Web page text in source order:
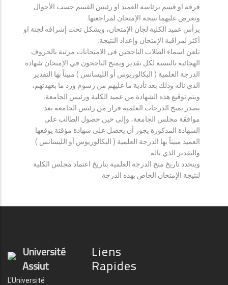
فرقة او قسم برئاسة العميد او رئيس القسم حسب الأحوال
وتعرض عليهما نتيجة الإمتحان لمراجعتها.
يرأس عميد الكلية لجان الإمتحان، ويشكل تحت إشرافه لجنة او
أكثر لمراقبة الإمتحان وإعداد النتيجة.
تلعن اسماء الطلاب الناجحين فى الامتحانات مرتبة بالحروف
الهجائيه بالنسبة لكل تقدير ويمنح الناجحون في الإمتحان شهادة
الدرجة العلمية ( البكالوريوس أو الليسانس ) مبيناً بها التقدير
الذي ناله وذلك بعد تأدية ما عليهم من رسوم ورد ما بعهدتهم،
ويتم توقيع هذه الشهادة من عميد الكلية ورئيس الجامعة.
يصدر بمنح الدرجات العلمية قرار من رئيس الجامعة بعد
موافقة مجلس الجامعة، وإلى حين حصول الطالب على
الشهادة المذكورة يجوز أن يحصل على شهادة مؤقتة يوقعها
العميد مبيناً بها الدرجة العلمية ( البكالوريوس أو الليسانس )
والتقدير الذي ناله.
ويتحدد تاريخ منح الدرجة العلمية بتاريخ اعتماد مجلس الكلية
لنتيجة الإمتحان الخاص بهذه الدرجة.
Université
Assiut
L'Université
Liens
Rapides